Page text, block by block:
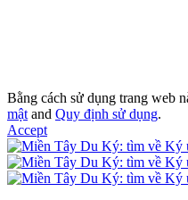
Bằng cách sử dụng trang web
mật and Quy định sử dụng.
Accept